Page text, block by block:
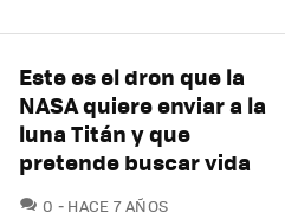
Este es el dron que la
NASA quiere enviar a la
luna Titán y que
pretende buscar vida
0 COMENTARIOS
HACE 7 AÑOS